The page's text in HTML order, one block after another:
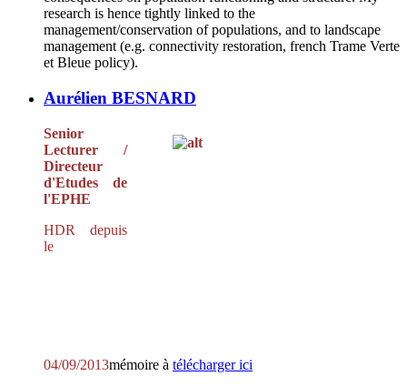
research is hence tightly linked to the
management/conservation of populations, and to landscape
management (e.g. connectivity restoration, french Trame Verte
et Bleue policy).
Aurélien BESNARD
Senior
Lecturer /
Directeur
d'Etudes de
l'EPHE
HDR depuis
le
04/09/2013mémoire à télécharger ici